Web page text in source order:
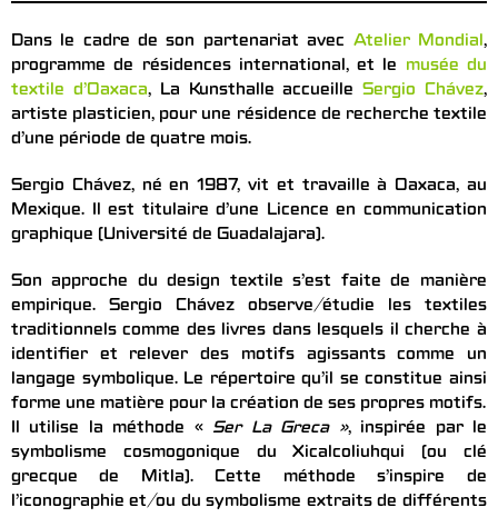
Dans le cadre de son partenariat avec Atelier Mondial,
programme de résidences international, et le musée du
textile d’Oaxaca, La Kunsthalle accueilleSergio Chávez,
artiste plasticien, pour une résidence de recherche textile
d’une période de quatre mois.
Sergio Chávez, né en 1987, vit et travaille à Oaxaca, au
Mexique. Il est titulaire d’une Licence en communication
graphique (Université de Guadalajara).
Son approche du design textile s’est faite de manière
empirique. Sergio Chávez observe/étudie les textiles
traditionnels comme des livres dans lesquels il cherche à
identifier et relever des motifs agissants comme un
langage symbolique. Le répertoire qu’il se constitue ainsi
forme une matière pour la création de ses propres motifs.
Il utilise la méthode « Ser La Greca », inspirée par le
symbolisme cosmogonique du Xicalcoliuhqui (ou clé
grecque de Mitla). Cette méthode s’inspire de
l’iconographie et/ou du symbolisme extraits de différents